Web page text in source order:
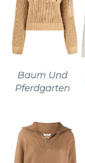
Baum Und
Pferdgarten